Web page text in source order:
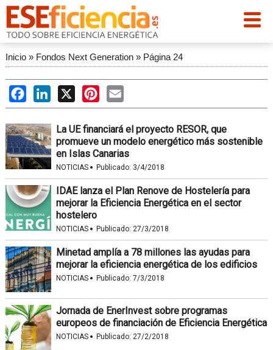
Inicio» Fondos Next Generation» Página 24
FacebookLinkedIn
X PinterestEmail
La UE financiará el proyecto RESOR, que
promueve un modelo energético más sostenible
en Islas Canarias
NOTICIAS · Publicado: 3/4/2018
IDAE lanza el Plan Renove de Hostelería para
mejorar la Eficiencia Energética en el sector
hostelero
NOTICIAS · Publicado: 27/3/2018
Minetad amplía a 78 millones las ayudas para
mejorar la eficiencia energética de los edificios
NOTICIAS · Publicado: 7/3/2018
Jornada de EnerInvest sobre programas
europeos de financiación de Eficiencia Energética
NOTICIAS · Publicado: 27/2/2018